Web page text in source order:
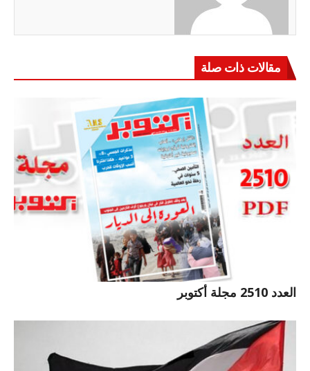
مقالات ذات صلة
العدد 2510 مجلة أكتوبر